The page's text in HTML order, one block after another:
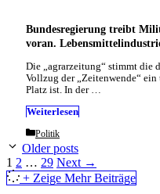
Bundesregierung treibt
voran.
Die „agrarzeitung“ stimmt die
Vollzug der „Zeitenwende“
Platz ist. In der …
Weiterlesen
Categories
Politik
Older posts
Page
1 Page
2 … Page
29 Next →
+ Zeige Mehr Beiträge